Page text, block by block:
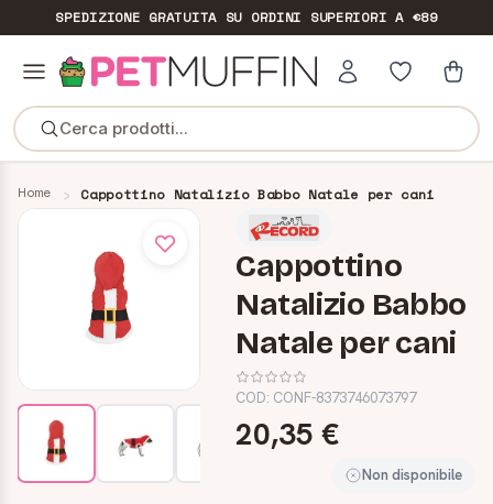
SPEDIZIONE GRATUITASU ORDINI SUPERIORI A €89
Cerca prodotti...
Home Cappottino Natalizio Babbo Natale per cani
Cappottino
Natalizio Babbo
Natale per cani
COD: CONF-8373746073797
20,35 €
Non disponibile